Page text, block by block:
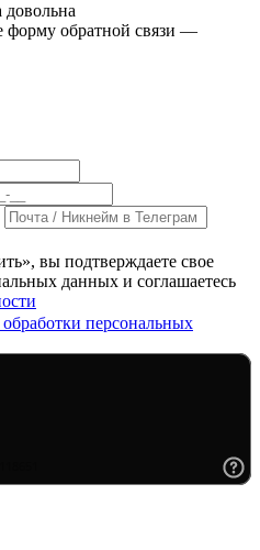
форму обратной связи —
вы подтверждаете свое
данных и соглашаетесь
персональных